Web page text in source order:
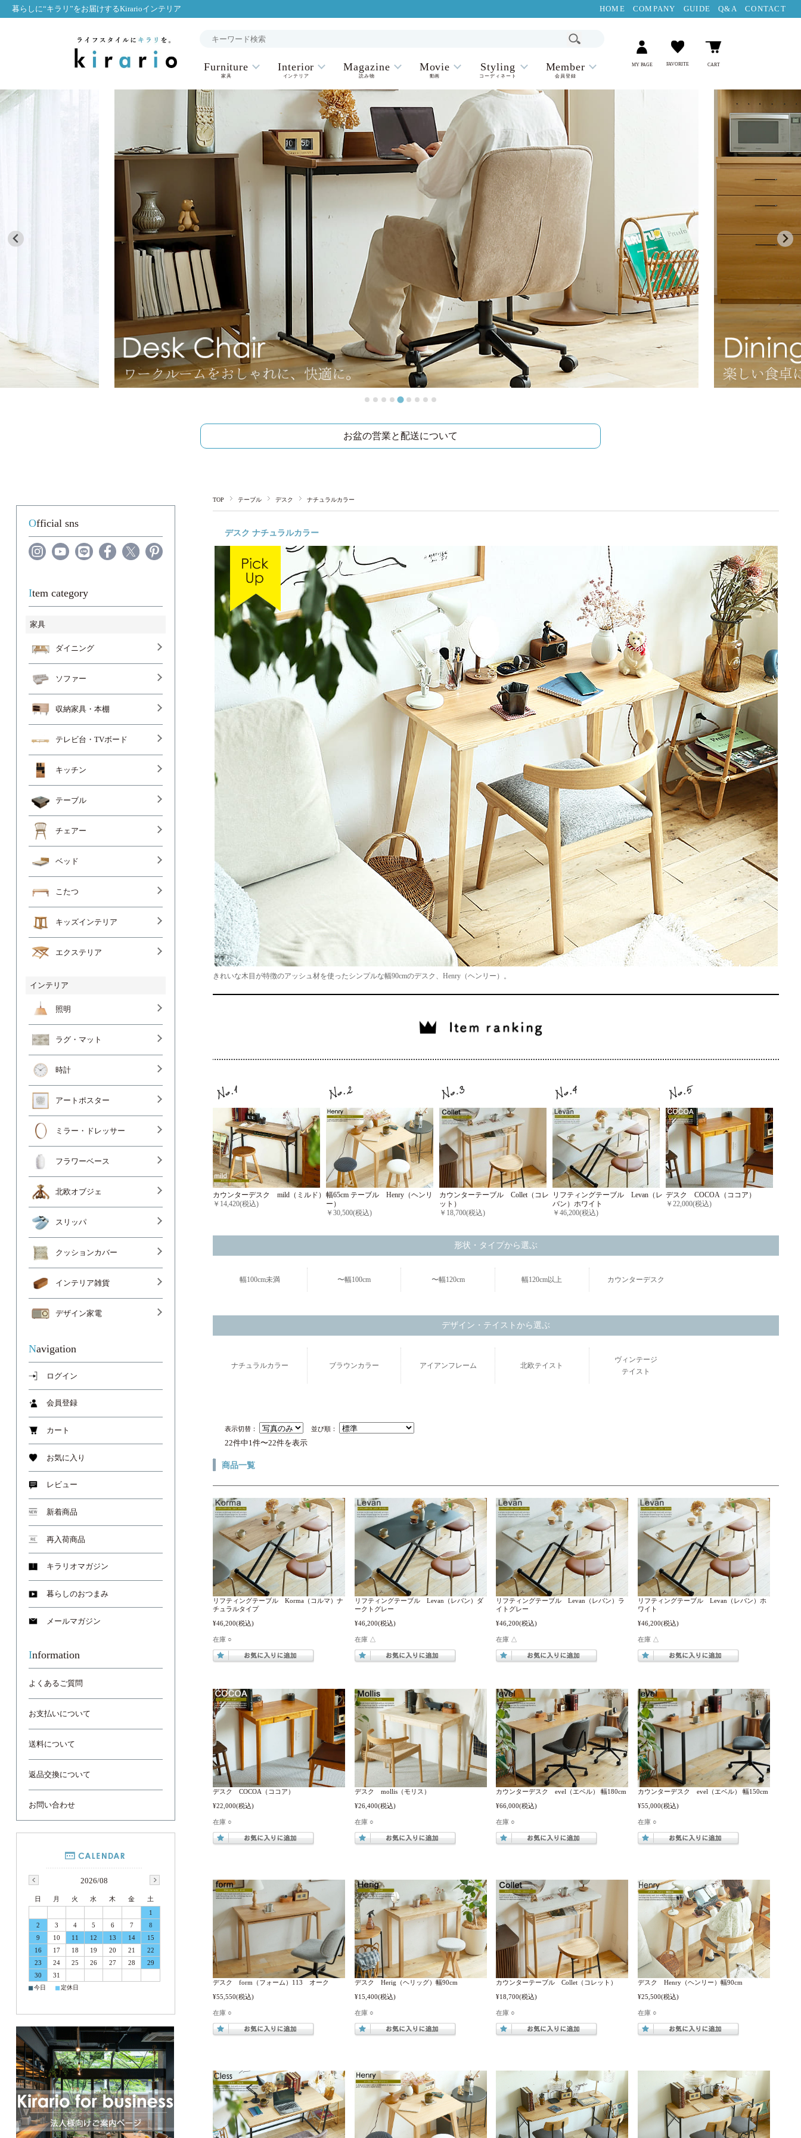
暮らしに“キラリ”をお届けするKirarioインテリア HOME COMPANY GUIDE Q&A CONTACT
Furniture
家具
Interior
インテリア
Magazine
読み物
Movie
動画
Styling
コーディネート
Member
会員登録
MY PAGE FAVORITE CART
お盆の営業と配送について
TOP テーブル デスク ナチュラルカラー
デスク ナチュラルカラー
きれいな木目が特徴のアッシュ材を使ったシンプルな幅90cmのデスク、Henry（ヘンリー）。
カウンターデスク mild（ミルド）
￥14,420(税込)
幅65cm テーブル Henry（ヘンリ
ー）
￥30,500(税込)
カウンターテーブル Collet（コレ
ット）
￥18,700(税込)
リフティングテーブル Levan（レ
バン）ホワイト
￥46,200(税込)
デスク COCOA（ココア）
￥22,000(税込)
形状・タイプから選ぶ
幅100cm未満 〜幅100cm 〜幅120cm 幅120cm以上 カウンターデスク
デザイン・テイストから選ぶ
ナチュラルカラー ブラウンカラー アイアンフレーム 北欧テイスト
ヴィンテージ
テイスト
表示切替： 並び順：
22件中1件〜22件を表示
商品一覧
リフティングテーブル Korma（コルマ）ナ
チュラルタイプ
¥46,200(税込)
在庫 ○
リフティングテーブル Levan（レバン）ダ
ークトグレー
¥46,200(税込)
在庫 △
リフティングテーブル Levan（レバン）ラ
イトグレー
¥46,200(税込)
在庫 △
リフティングテーブル Levan（レバン）ホ
ワイト
¥46,200(税込)
在庫 △
デスク COCOA（ココア）
¥22,000(税込)
在庫 ○
デスク mollis（モリス）
¥26,400(税込)
在庫 ○
カウンターデスク evel（エベル） 幅180cm
¥66,000(税込)
在庫 ○
カウンターデスク evel（エベル） 幅150cm
¥55,000(税込)
在庫 ○
デスク form（フォーム）113 オーク
¥55,550(税込)
在庫 ○
デスク Herig（ヘリッグ）幅90cm
¥15,400(税込)
在庫 ○
カウンターテーブル Collet（コレット）
¥18,700(税込)
在庫 ○
デスク Henry（ヘンリー）幅90cm
¥25,500(税込)
在庫 ○
Official sns
Item category
家具
ダイニング
ソファー
収納家具・本棚
テレビ台・TVボード
キッチン
テーブル
チェアー
ベッド
こたつ
キッズインテリア
エクステリア
インテリア
照明
ラグ・マット
時計
アートポスター
ミラー・ドレッサー
フラワーベース
北欧オブジェ
スリッパ
クッションカバー
インテリア雑貨
デザイン家電
Navigation
ログイン
会員登録
カート
お気に入り
レビュー
新着商品
再入荷商品
キラリオマガジン
暮らしのおつまみ
メールマガジン
Information
よくあるご質問
お支払いについて
送料について
返品交換について
お問い合わせ
2026/08
日 月 火 水 木 金
土
1
2
3 4 5 6 7
8
9
10 11 12 13 14
15
16
17 18 19 20 21
22
23
24 25 26 27 28
29
30
31
■今日 ■定休日